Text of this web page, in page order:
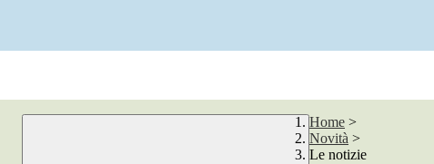
Home >
Novità >
Le notizie